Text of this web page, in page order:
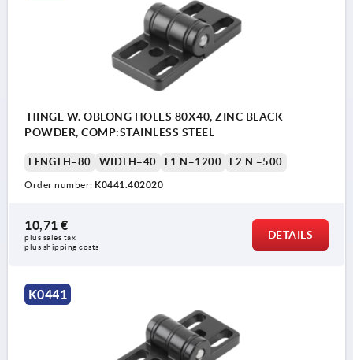
HINGE W. OBLONG HOLES 80X40, ZINC BLACK
POWDER, COMP:STAINLESS STEEL
LENGTH=80 WIDTH=40 F1 N=1200 F2 N =500
Order number: K0441.402020
10,71 €
plus sales tax
plus shipping costs
DETAILS
K0441